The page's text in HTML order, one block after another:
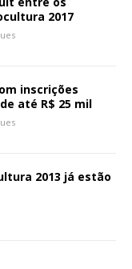
2017
inscrições
até R$ 25 mil
2013 já estão